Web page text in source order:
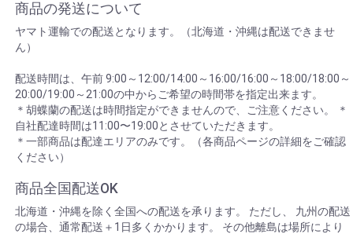
商品の発送について
ヤマト運輸での配送となります。（北海道・沖縄は配送できませ
ん）
配送時間は、午前 9:00～12:00/14:00～16:00/16:00～18:00/18:00～
20:00/19:00～21:00の中からご希望の時間帯を指定出来ます。
＊胡蝶蘭の配送は時間指定ができませんので、ご注意ください。 ＊
自社配達時間は11:00〜19:00とさせていただきます。
＊一部商品は配達エリアのみです。（各商品ページの詳細をご確認
ください）
商品全国配送OK
北海道・沖縄を除く全国への配送を承ります。 ただし、 九州の配送
の場合、通常配送＋1日多くかかります。 その他離島は場所により